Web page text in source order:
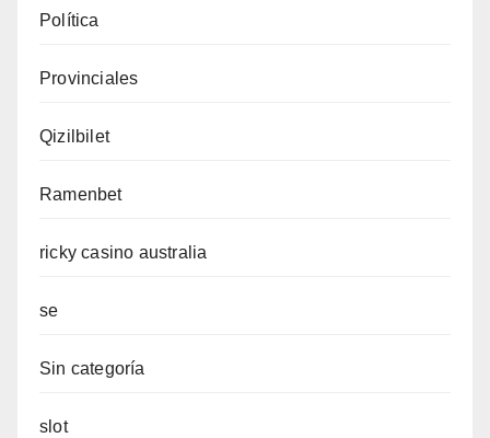
Política
Provinciales
Qizilbilet
Ramenbet
ricky casino australia
se
Sin categoría
slot